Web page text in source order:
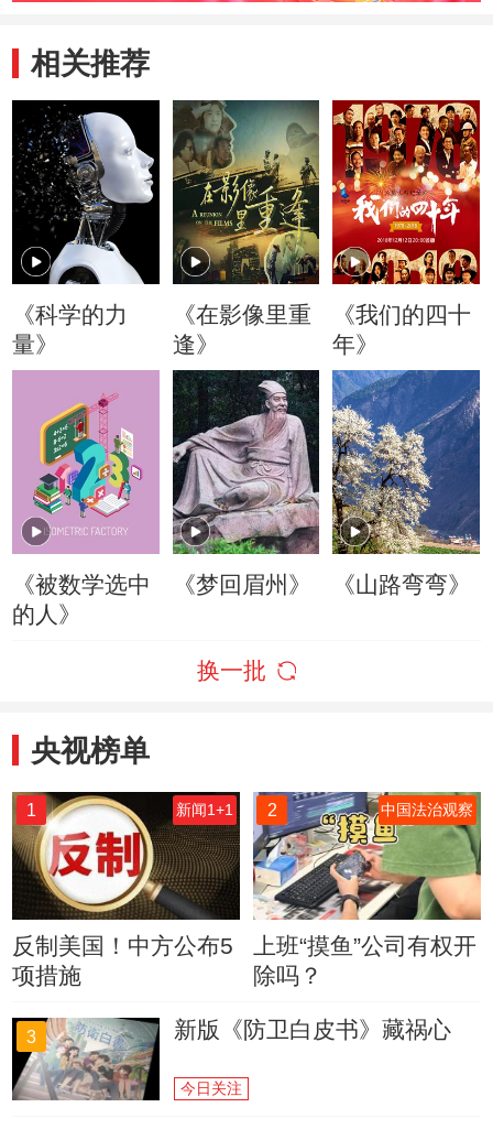
相关推荐
《科学的力
量》
《在影像里重
逢》
《我们的四十
年》
《被数学选中
的人》
《梦回眉州》 《山路弯弯》
换一批
央视榜单
1 新闻1+1
反制美国！中方公布5
项措施
2 中国法治观察
上班“摸鱼”公司有权开
除吗？
3 新版《防卫白皮书》藏祸心
今日关注